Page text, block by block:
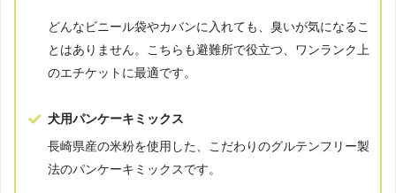
どんなビニール袋やカバンに入れても、臭いが気になるこ
とはありません。こちらも避難所で役立つ、ワンランク上
のエチケットに最適です。
犬用パンケーキミックス
長崎県産の米粉を使用した、こだわりのグルテンフリー製
法のパンケーキミックスです。